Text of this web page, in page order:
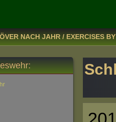
NACH JAHR / EXERCISES